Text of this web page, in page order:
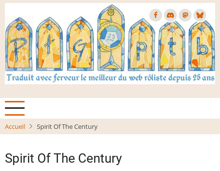
Aller
contenu
principal
Accueil Spirit Of The Century
Spirit Of The Century